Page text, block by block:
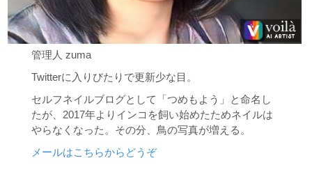
管理人 zuma
Twitterに入りびたりで更新少な目。
セルフネイルブログとして「つめもよう」と命名し
たが、2017年よりインコを飼い始めたためネイルは
やらなくなった。その分、鳥の写真が増える。
メールはこちらからどうぞ